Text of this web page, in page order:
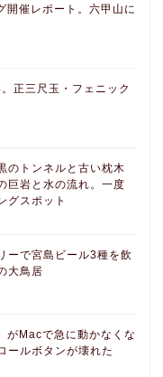
開催レポート。六甲山に
正三尺玉・フェニック
のトンネルと古い枕木
巨岩と水の流れ。一度
グスポット
ーで宮島ビール3種を飲
大鳥居
Macで急に動かなくな
ールボタンが壊れた